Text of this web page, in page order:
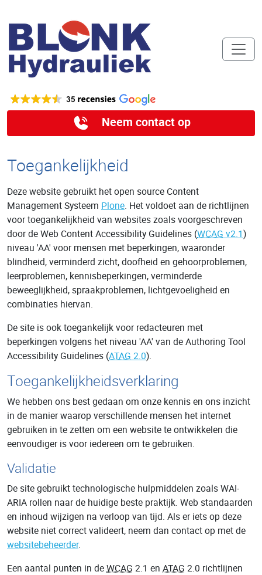
Neem contact op
Toegankelijkheid
Deze website gebruikt het open source Content
Management Systeem Plone. Het voldoet aan de richtlijnen
voor toegankelijkheid van websites zoals voorgeschreven
door de Web Content Accessibility Guidelines (WCAG v2.1)
niveau 'AA' voor mensen met beperkingen, waaronder
blindheid, verminderd zicht, doofheid en gehoorproblemen,
leerproblemen, kennisbeperkingen, verminderde
beweeglijkheid, spraakproblemen, lichtgevoeligheid en
combinaties hiervan.
De site is ook toegankelijk voor redacteuren met
beperkingen volgens het niveau 'AA' van de Authoring Tool
Accessibility Guidelines (ATAG 2.0).
Toegankelijkheidsverklaring
We hebben ons best gedaan om onze kennis en ons inzicht
in de manier waarop verschillende mensen het internet
gebruiken in te zetten om een website te ontwikkelen die
eenvoudiger is voor iedereen om te gebruiken.
Validatie
De site gebruikt technologische hulpmiddelen zoals WAI-
ARIA rollen naar de huidige beste praktijk. Web standaarden
en inhoud wijzigen na verloop van tijd. Als er iets op deze
website niet correct valideert, neem dan contact op met de
websitebeheerder.
Een aantal punten in deWCAG 2.1 en ATAG 2.0 richtlijnen